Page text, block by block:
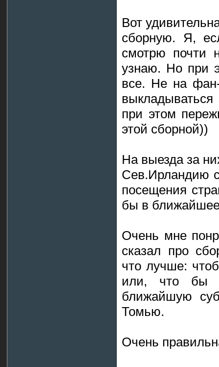
Вот
сборную. Я,
смотрю почти
узнаю. Но при
все. Не на
при этом
этой сборной))
На выезда за
Сев.Ирландию
посещения
бы в ближайшее
Очень мне
сказал про
что лучше:
или, что бы
ближайшую
Томью.
Очень